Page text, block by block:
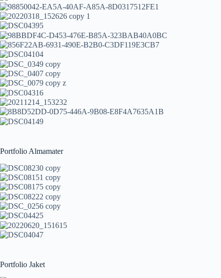
Portfolio Almamater
Portfolio Jaket